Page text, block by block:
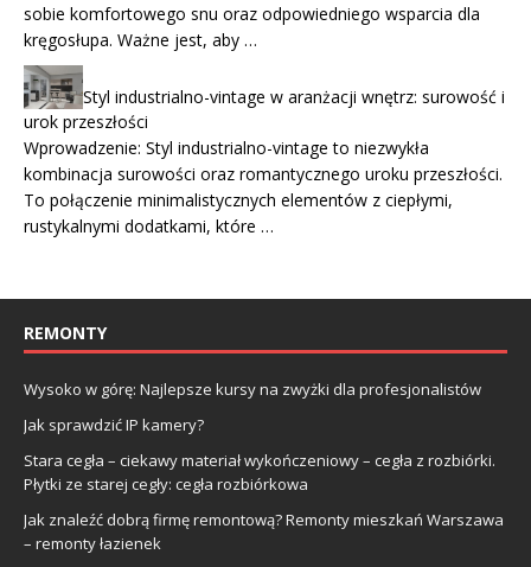
sobie komfortowego snu oraz odpowiedniego wsparcia dla
kręgosłupa. Ważne jest, aby …
Styl industrialno-vintage w aranżacji wnętrz: surowość i
urok przeszłości
Wprowadzenie: Styl industrialno-vintage to niezwykła
kombinacja surowości oraz romantycznego uroku przeszłości.
To połączenie minimalistycznych elementów z ciepłymi,
rustykalnymi dodatkami, które …
REMONTY
Wysoko w górę: Najlepsze kursy na zwyżki dla profesjonalistów
Jak sprawdzić IP kamery?
Stara cegła – ciekawy materiał wykończeniowy – cegła z rozbiórki.
Płytki ze starej cegły: cegła rozbiórkowa
Jak znaleźć dobrą firmę remontową? Remonty mieszkań Warszawa
– remonty łazienek